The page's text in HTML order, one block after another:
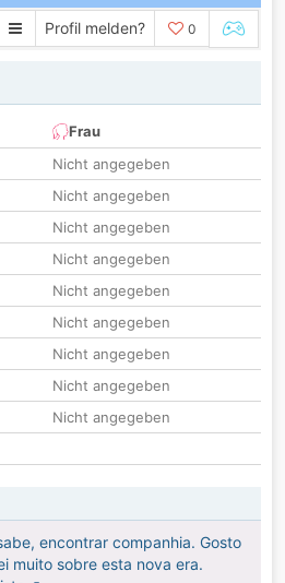
Profil melden? 0
Frau
Nicht angegeben
Nicht angegeben
Nicht angegeben
Nicht angegeben
Nicht angegeben
Nicht angegeben
Nicht angegeben
Nicht angegeben
Nicht angegeben
encontrar companhia. Gosto
muito sobre esta nova era.